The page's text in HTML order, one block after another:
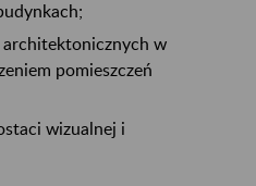
architektonicznych w
pomieszczeń
wizualnej i